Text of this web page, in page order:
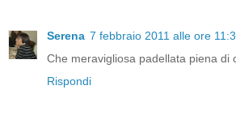
Serena 7 febbraio 2011 alle ore
Che meravigliosa padellata piena di
Rispondi